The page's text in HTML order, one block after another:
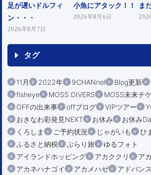
足が遅いドルフィ
ン・・・
2026年8月7日
小魚にアタック！！
2026年8月6日
ま
タグ
11月 2022年 9CHANnel Blog更新
fisheye
MOSS DIVERS
MOSS未来チ
OFFの出来事
offブログ VIPツアー
おきなわ彩発見NEXT
お休み お休み
くろしま
ご予約状況 じゃがいも
ひ
ふるさと納税
ぶらり旅
ゆるフォト
アイランドホッピング
アカククリ
ア
アカネハナゴイ
アカメハゼ アドバン